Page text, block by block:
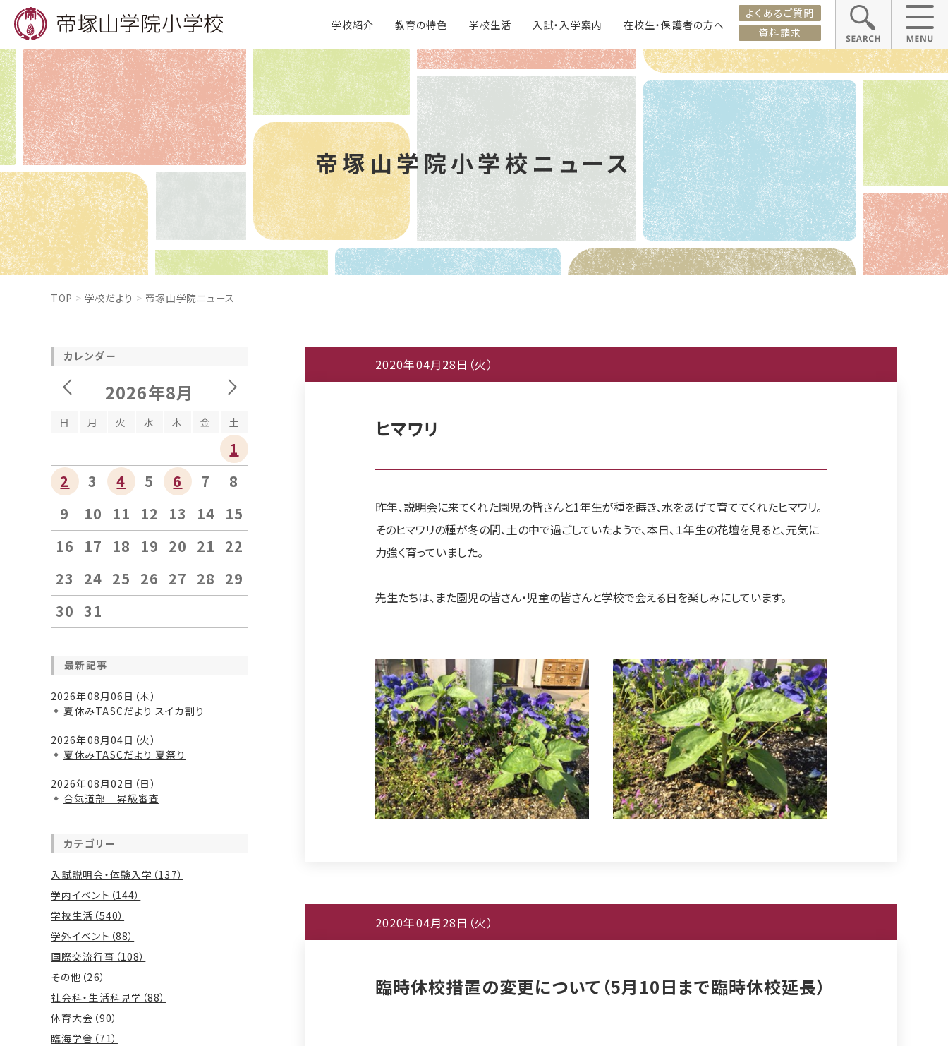
学校紹介 教育の特色 学校生活 入試・入学案内 在校生・保護者の方へ
よくあるご質問
資料請求
帝塚山学院小学校ニュース
TOP 学校だより 帝塚山学院ニュース
2020年04月28日（火）
ヒマワリ
昨年、説明会に来てくれた園児の皆さんと1年生が種を蒔き、水をあげて育ててくれたヒマワリ。
そのヒマワリの種が冬の間、土の中で過ごしていたようで、本日、１年生の花壇を見ると、元気に
力強く育っていました。
先生たちは、また園児の皆さん・児童の皆さんと学校で会える日を楽しみにしています。
2020年04月28日（火）
臨時休校措置の変更について（5月10日まで臨時休校延長）
カレンダー
2026年8月
日 月 火 水 木 金 土
1
2
3 4 5 6 7
8
9
10 11 12 13 14 15
16
17 18 19 20 21 22
23
24 25 26 27 28 29
30 31
最新記事
2026年08月06日（木）
夏休みTASCだより スイカ割り
2026年08月04日（火）
夏休みTASCだより 夏祭り
2026年08月02日（日）
合氣道部 昇級審査
カテゴリー
入試説明会・体験入学（137）
学内イベント（144）
学校生活（540）
学外イベント（88）
国際交流行事（108）
その他（26）
社会科・生活科見学（88）
体育大会（90）
臨海学舎（71）